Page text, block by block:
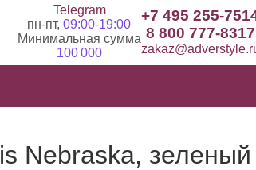
Telegram
пн-пт, 09:00-19:00
Минимальная сумма
100 000
+7 495 255-
8 800 777-8317
Nebraska,